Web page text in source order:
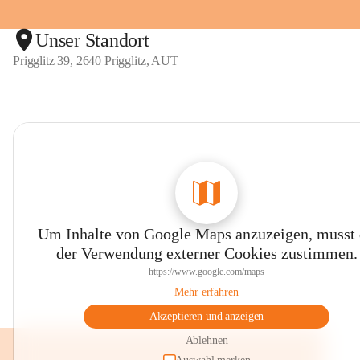
Unser Standort
Prigglitz 39, 2640 Prigglitz, AUT
Um Inhalte von Google Maps anzuzeigen, musst
der Verwendung externer Cookies zustimmen.
https://www.google.com/maps
Mehr erfahren
Akzeptieren und anzeigen
Ablehnen